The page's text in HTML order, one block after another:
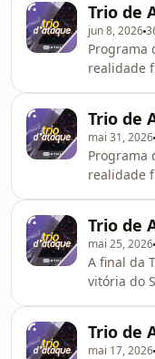
Trio de
jun 8, 2026
Programa
realidade
Com
Nuno
Trio de
mai 31, 2026
Programa
realidade
Miguel
Trio de
mai 25, 2026
A final da
vitória do
Trio de
mai 17, 2026